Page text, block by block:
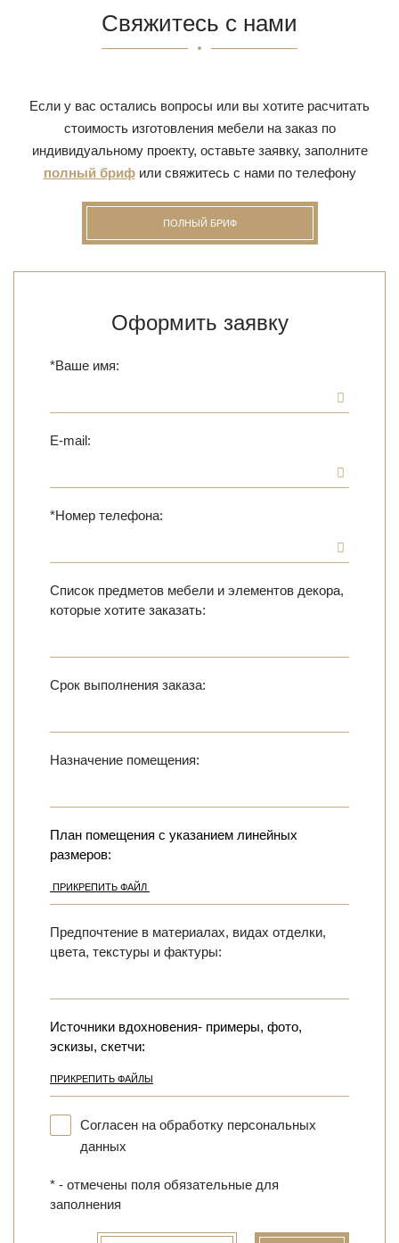
Свяжитесь с нами
Если у вас остались вопросы или вы хотите расчитать
стоимость изготовления мебели на заказ по
индивидуальному проекту, оставьте заявку, заполните
полный брифили свяжитесь с нами по телефону
ПОЛНЫЙ БРИФ
Оформить заявку
*Ваше имя:
E-mail:
*Номер телефона:
Список предметов мебели и элементов декора,
которые хотите заказать:
Срок выполнения заказа:
Назначение помещения:
План помещения с указанием линейных
размеров:
ПРИКРЕПИТЬ ФАЙЛ
Предпочтение в материалах, видах отделки,
цвета, текстуры и фактуры:
Источники вдохновения- примеры, фото,
эскизы, скетчи:
ПРИКРЕПИТЬ ФАЙЛЫ
Согласен на обработку персональных
данных
* - отмечены поля обязательные для
заполнения